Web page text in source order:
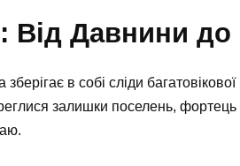
Від Давнини до
в собі сліди багатовікової
залишки поселень, фортець